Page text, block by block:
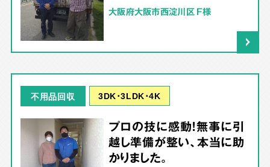
大阪府大阪市西淀川区 F様
不用品回収 3DK･3LDK･4K
プロの技に感動！無事に引
越し準備が整い、本当に助
かりました。